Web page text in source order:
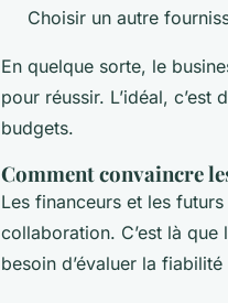
Choisir un autre
En quelque sorte, le
pour réussir. L’idéal,
budgets.
Comment convaincre
Les financeurs et les
collaboration. C’est là
besoin d’évaluer la